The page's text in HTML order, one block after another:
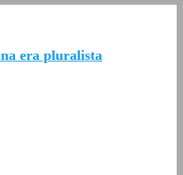
era pluralista